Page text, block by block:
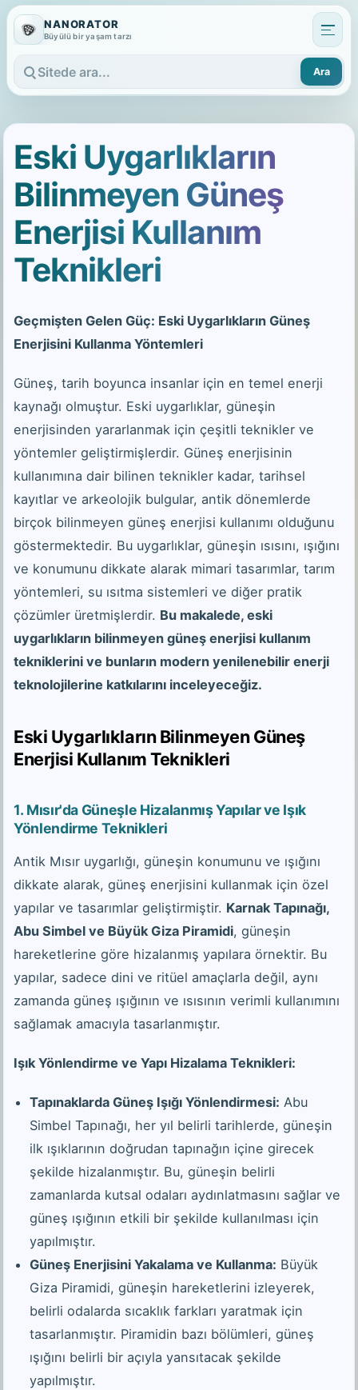
NANORATOR
Büyülü bir yaşam tarzı
Sitede ara
Ara
Eski Uygarlıkların
Bilinmeyen Güneş
Enerjisi Kullanım
Teknikleri
Geçmişten Gelen Güç: Eski Uygarlıkların Güneş
Enerjisini Kullanma Yöntemleri
Güneş, tarih boyunca insanlar için en temel enerji
kaynağı olmuştur. Eski uygarlıklar, güneşin
enerjisinden yararlanmak için çeşitli teknikler ve
yöntemler geliştirmişlerdir. Güneş enerjisinin
kullanımına dair bilinen teknikler kadar, tarihsel
kayıtlar ve arkeolojik bulgular, antik dönemlerde
birçok bilinmeyen güneş enerjisi kullanımı olduğunu
göstermektedir. Bu uygarlıklar, güneşin ısısını, ışığını
ve konumunu dikkate alarak mimari tasarımlar, tarım
yöntemleri, su ısıtma sistemleri ve diğer pratik
çözümler üretmişlerdir. Bu makalede, eski
uygarlıkların bilinmeyen güneş enerjisi kullanım
tekniklerini ve bunların modern yenilenebilir enerji
teknolojilerine katkılarını inceleyeceğiz.
Eski Uygarlıkların Bilinmeyen Güneş
Enerjisi Kullanım Teknikleri
1. Mısır'da Güneşle Hizalanmış Yapılar ve Işık
Yönlendirme Teknikleri
Antik Mısır uygarlığı, güneşin konumunu ve ışığını
dikkate alarak, güneş enerjisini kullanmak için özel
yapılar ve tasarımlar geliştirmiştir. Karnak Tapınağı,
Abu Simbel ve Büyük Giza Piramidi, güneşin
hareketlerine göre hizalanmış yapılara örnektir. Bu
yapılar, sadece dini ve ritüel amaçlarla değil, aynı
zamanda güneş ışığının ve ısısının verimli kullanımını
sağlamak amacıyla tasarlanmıştır.
Işık Yönlendirme ve Yapı Hizalama Teknikleri:
Tapınaklarda Güneş Işığı Yönlendirmesi: Abu
Simbel Tapınağı, her yıl belirli tarihlerde, güneşin
ilk ışıklarının doğrudan tapınağın içine girecek
şekilde hizalanmıştır. Bu, güneşin belirli
zamanlarda kutsal odaları aydınlatmasını sağlar ve
güneş ışığının etkili bir şekilde kullanılması için
yapılmıştır.
Güneş Enerjisini Yakalama ve Kullanma: Büyük
Giza Piramidi, güneşin hareketlerini izleyerek,
belirli odalarda sıcaklık farkları yaratmak için
tasarlanmıştır. Piramidin bazı bölümleri, güneş
ışığını belirli bir açıyla yansıtacak şekilde
yapılmıştır.